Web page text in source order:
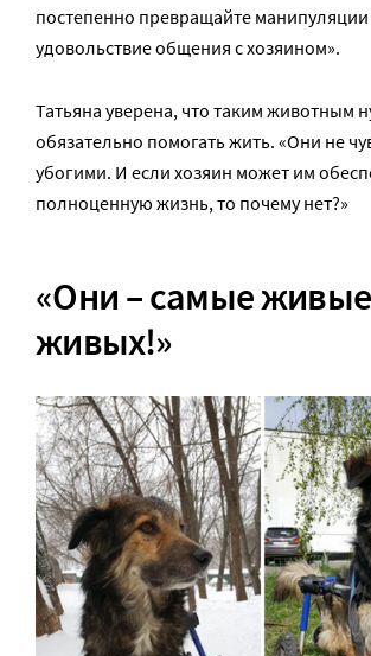
постепенно превращайте манипуляции
удовольствие общения с хозяином».
Татьяна уверена, что таким животным
обязательно помогать жить. «Они не
убогими. И если хозяин может им
полноценную жизнь, то почему нет?»
«Они – самые
живых!»